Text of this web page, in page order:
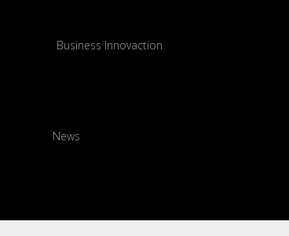
Business Innovaction
News